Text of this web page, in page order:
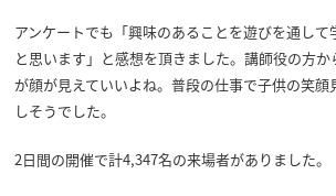
アンケートでも「興味のあることを遊びを通して
と思います」と感想を頂きました。講師役の方
が顔が見えていいよね。普段の仕事で子供の笑
しそうでした。
2日間の開催で計4,347名の来場者がありました。